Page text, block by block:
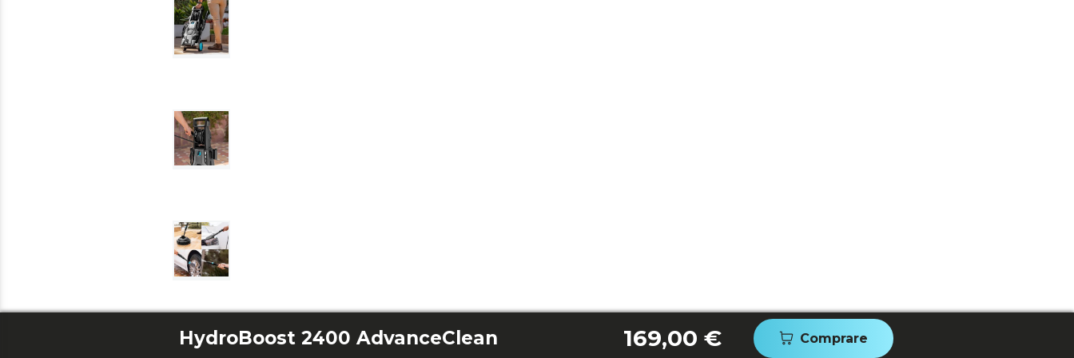
HydroBoost 2400 AdvanceClean 169,00 € Comprare